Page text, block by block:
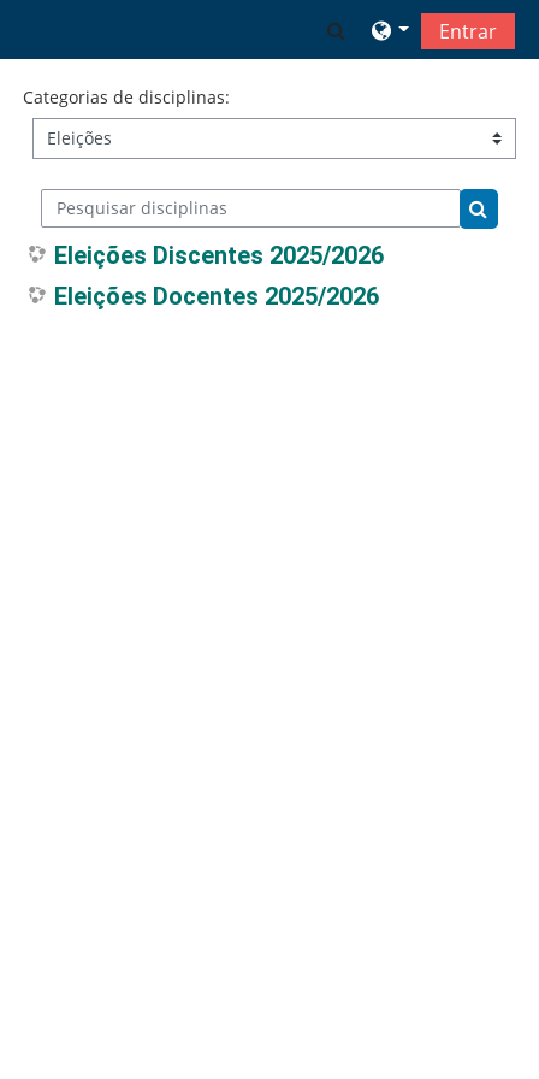
Alternar a entrada
Entrar
Categorias de disciplinas:
Pesquisar disciplinas
Eleições Discentes 2025/2026
Eleições Docentes 2025/2026